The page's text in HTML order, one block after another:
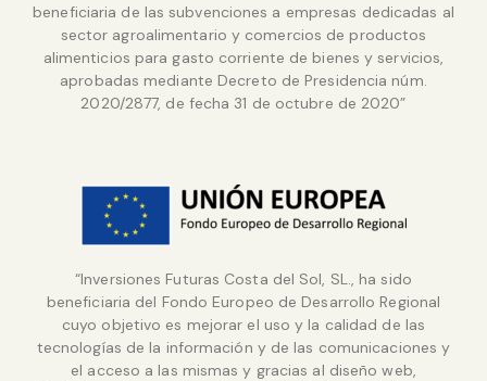
beneficiaria de las subvenciones a empresas dedicadas al
sector agroalimentario y comercios de productos
alimenticios para gasto corriente de bienes y servicios,
aprobadas mediante Decreto de Presidencia núm.
2020/2877, de fecha 31 de octubre de 2020”
“Inversiones Futuras Costa del Sol, SL., ha sido
beneficiaria del Fondo Europeo de Desarrollo Regional
cuyo objetivo es mejorar el uso y la calidad de las
tecnologías de la información y de las comunicaciones y
el acceso a las mismas y gracias al diseño web,